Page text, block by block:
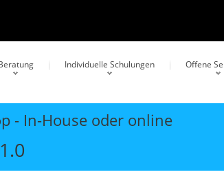
Individuelle Schulungen Offene
- In-House oder online